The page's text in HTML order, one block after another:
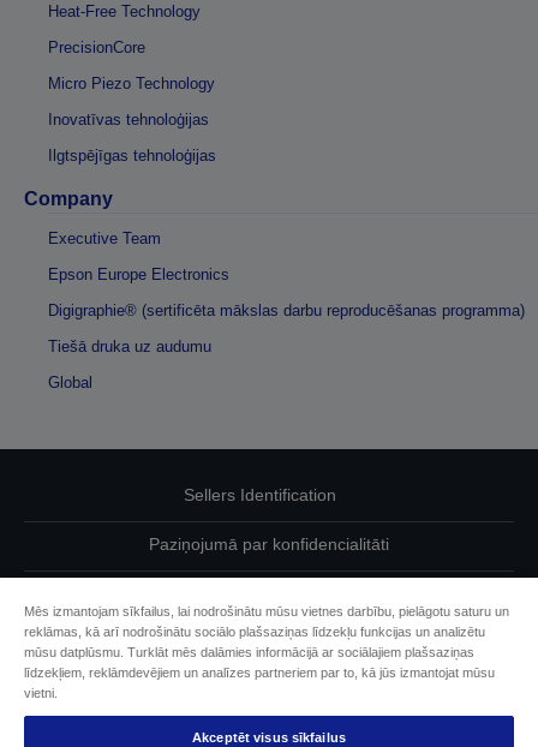
Heat-Free Technology
PrecisionCore
Micro Piezo Technology
Inovatīvas tehnoloģijas
Ilgtspējīgas tehnoloģijas
Company
Executive Team
Epson Europe Electronics
Digigraphie® (sertificēta mākslas darbu reproducēšanas programma)
Tiešā druka uz audumu
Global
Sellers Identification
Paziņojumā par konfidencialitāti
Sazinieties ar mums par saviem datiem
Epson apņemšanās pieejamības nodrošināšanā
Mēs izmantojam sīkfailus, lai nodrošinātu mūsu vietnes darbību, pielāgotu saturu un
reklāmas, kā arī nodrošinātu sociālo plašsaziņas līdzekļu funkcijas un analizētu
mūsu datplūsmu. Turklāt mēs dalāmies informācijā ar sociālajiem plašsaziņas
līdzekļiem, reklāmdevējiem un analīzes partneriem par to, kā jūs izmantojat mūsu
vietni.
Akceptēt visus sīkfailus